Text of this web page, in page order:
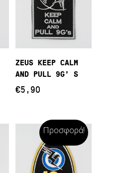
Προσθήκη Στο
Καλάθι
ZEUS KEEP CALM
AND PULL 9G’ S
€5,90
Προσφορά!